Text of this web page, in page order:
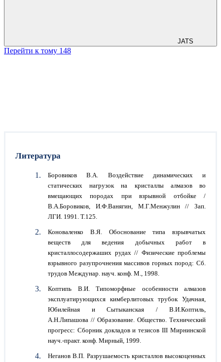
JATS
Перейти к тому 148
Литература
Боровиков В.А. Воздействие динамических и
статических нагрузок на кристаллы алмазов во
вмещающих породах при взрывной отбойке /
В.А.Боровиков, И.Ф.Ванягин, М.Г.Менжулин // Зап.
ЛГИ. 1991. Т.125.
Коноваленко В.Я. Обоснование типа взрывчатых
веществ для ведения добычных работ в
кристаллосодержаших рудах // Физические проблемы
взрывного разупрочнения массивов горных пород: Сб.
трудов Междунар. науч. конф. М., 1998.
Коптипь В.И. Типоморфные особенности алмазов
эксплуатирующихся кимберлитовых трубок Удачная,
Юбилейная и Сытыканская / В.И.Коптиль,
А.Н.Липашова // Образование. Общество. Технический
прогресс: Сборник докладов и тезисов III Мирнинской
науч.-практ. конф. Мирный, 1999.
Неганов В.П. Разрушаемость кристаллов высокоценных